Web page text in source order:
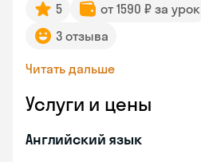
5 от 1590 ₽ за урок
3 отзыва
Читать дальше
Услуги и цены
Английский язык